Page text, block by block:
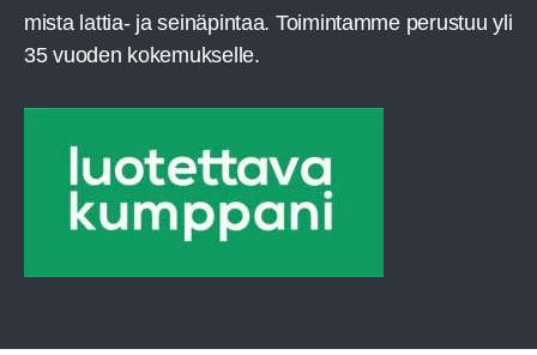
mis­ta lat­tia- ja sei­nä­pin­taa. Toi­min­tam­me perus­tuu yli
35 vuo­den kokemukselle.